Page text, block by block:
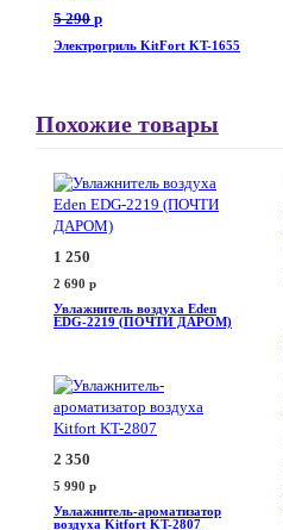
5 290 p
Электрогриль KitFort KT-1655
Похожие товары
1 250
2 690 p
Увлажнитель воздуха Eden
EDG-2219 (ПОЧТИ ДАРОМ)
2 350
5 990 p
Увлажнитель-ароматизатор
воздуха Kitfort KT-2807